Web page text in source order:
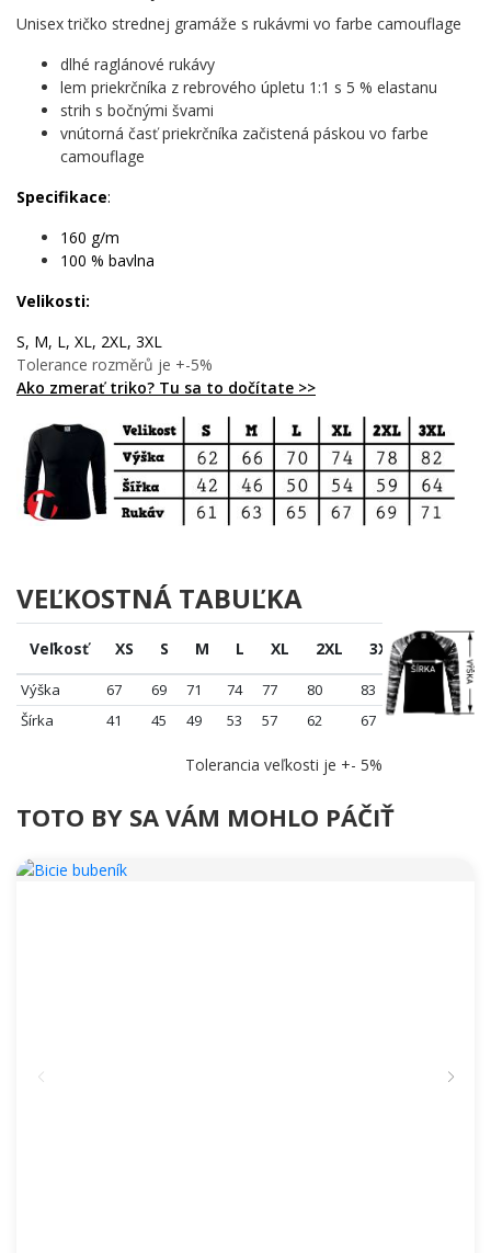
✨ Zaľúbeným dušiam, ktoré hovoria láskou cez hudbu, nie
🎯 Fanúšikom streamovania, pre ktorých je Spotify denný
rituál
💡 Tým, čo hľadajú valentínsky darček s originálnym
príbehom
Nechaj svoju lásku zaznieť. Tento motív nie je len dizajn – je to
vyznanie, ktoré nosíš so sebou. Pridaj ho do košíka a daruj
Unisex tričko strednej gramáže s rukávmi vo farbe camouflage
dlhé raglánové rukávy
lem priekrčníka z rebrového úpletu 1:1 s 5 % elastanu
strih s bočnými švami
vnútorná časť priekrčníka začistená páskou vo farbe
camouflage
Specifikace:
160 g/m
100 % bavlna
Velikosti:
S, M, L, XL, 2XL, 3XL
Tolerance rozměrů je +-5%
Ako zmerať triko? Tu sa to dočítate >>
VEĽKOSTNÁ TABUĽKA
Veľkosť XS S M L XL 2XL 3XL
Výška 67 69 71 74 77 80
83
Šírka
41 45 49 53 57 62 67
Tolerancia veľkosti je +- 5%
TOTO BY SA VÁM MOHLO PÁČIŤ